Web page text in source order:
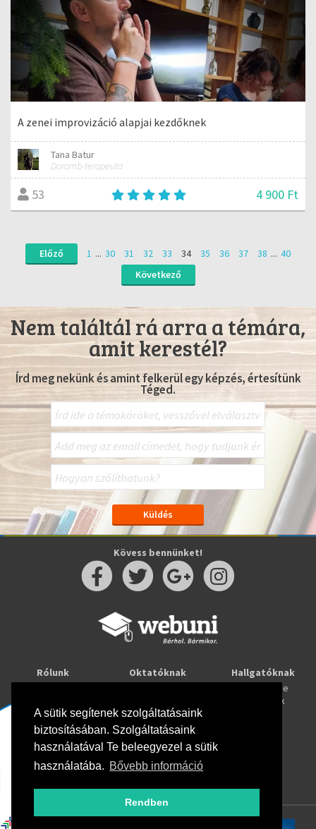
A sütik segítenek szolgáltatásaink
biztosításában. Szolgáltatásaink
használatával Te beleegyezel a sütik
használatába. Bővebb információ
Rendben
A zenei improvizáció alapjai kezdőknek
Tana Batur
Doromb-terapeuta
53 4 900 Ft
Előző 1 ... 30 31 32 33 34 35 36 37 38 ... 40
Következő
Nem találtál rá arra a témára,
amit kerestél?
Írd meg nekünk és amint felkerül egy képzés, értesítünk
Téged.
Kövess bennünket!
Rólunk
Oktatóknak
Webuni Stúdió
Hallgatóknak
Tanulj online
Képzések
Info
Adatkezelési tájékoztató
ÁSZF
Hirlevél adatkezelési tájékoztató
GYIK